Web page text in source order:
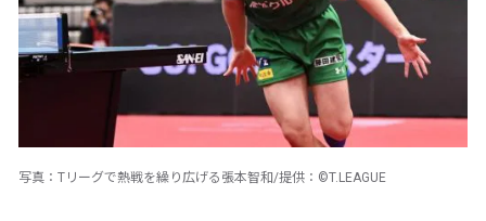
写真：Tリーグで熱戦を繰り広げる張本智和/提供：©T.LEAGUE